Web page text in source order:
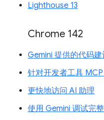
Lighthouse 13
Chrome 142
Gemini 提供的代码建
针对开发者工具
更快地访问 AI 助理
使用 Gemini 调试完